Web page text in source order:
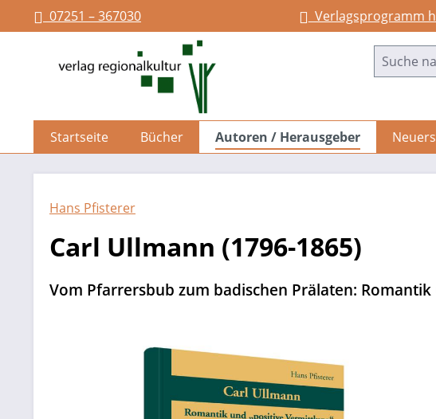
Zur Hauptnavigation springen
07251 – 367030 Verlagsprogramm
Startseite Bücher Autoren / Herausgeber
Hans Pfisterer
Carl Ullmann (1796-1865)
Vom Pfarrersbub zum badischen Prälaten: